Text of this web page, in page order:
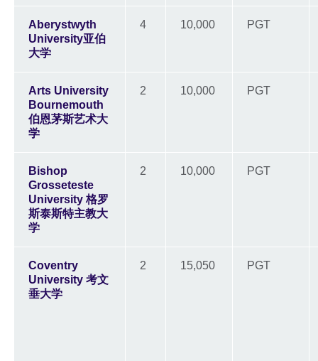
Aberystwyth
University亚伯
大学
4 10,000 PGT
Arts University
Bournemouth
伯恩茅斯艺术大
学
2 10,000 PGT
Bishop
Grosseteste
University 格罗
斯泰斯特主教大
学
2 10,000 PGT
Coventry
University 考文
垂大学
2 15,050 PGT